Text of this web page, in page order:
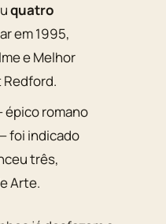
quatro
em 1995,
e Melhor
Redford.
épico romano
foi indicado
três,
Arte.